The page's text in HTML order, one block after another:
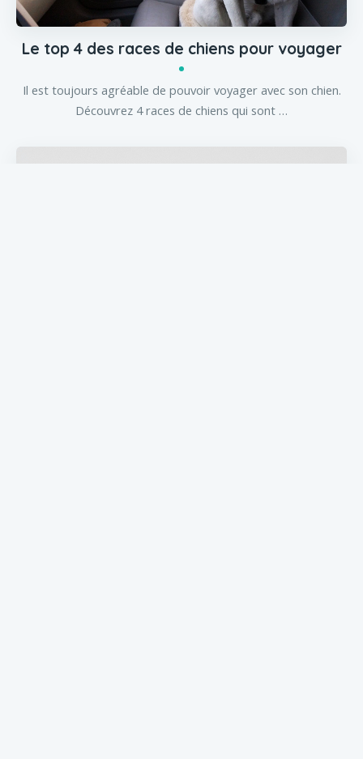
Le top 4 des races de chiens pour voyager
Il est toujours agréable de pouvoir voyager avec son chien.
Découvrez 4 races de chiens qui sont …